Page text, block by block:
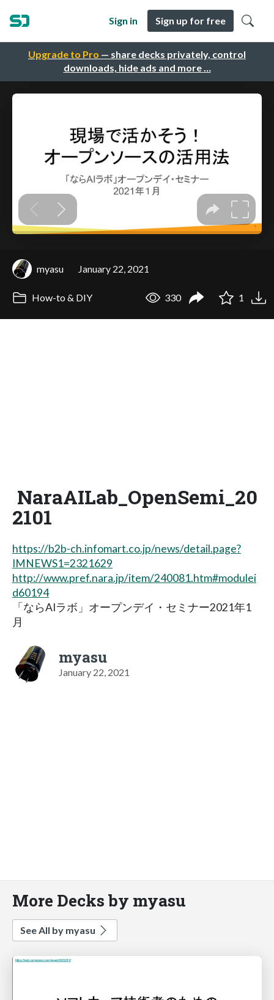
Upgrade to Pro — share decks privately, control
downloads, hide ads and more …
Sign in Sign up for free
myasu January 22, 2021
How-to & DIY 330 1
NaraAILab_OpenSemi_20
2101
https://b2b-ch.infomart.co.jp/news/detail.page?
IMNEWS1=2321629
http://www.pref.nara.jp/item/240081.htm#modulei
d60194
「ならAIラボ」オープンデイ・セミナー2021年1
月
myasu
January 22, 2021
More Decks by myasu
See All by myasu